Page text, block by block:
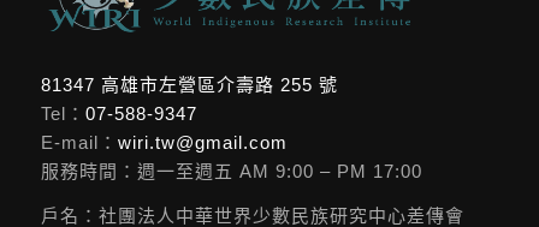
81347 高雄市左營區介壽路 255 號
Tel： 07-588-9347
E-mail： wiri.tw@gmail.com
服務時間：週一至週五 AM 9:00 – PM 17:00
戶名：社團法人中華世界少數民族研究中心差傳會